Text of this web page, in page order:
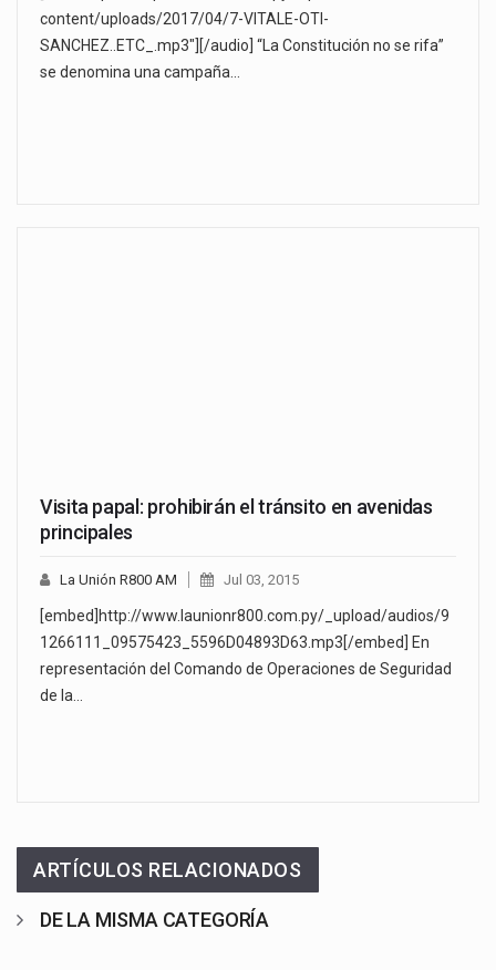
content/uploads/2017/04/7-VITALE-OTI-
SANCHEZ..ETC_.mp3"][/audio] “La Constitución no se rifa”
se denomina una campaña…
Visita papal: prohibirán el tránsito en avenidas
principales
La Unión R800 AM Jul 03, 2015
[embed]http://www.launionr800.com.py/_upload/audios/9
1266111_09575423_5596D04893D63.mp3[/embed] En
representación del Comando de Operaciones de Seguridad
de la…
ARTÍCULOS RELACIONADOS
DE LA MISMA CATEGORÍA